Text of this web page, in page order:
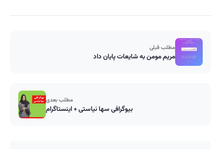
مطلب قبلی
مریم مومن به شایعات پایان داد
مطلب بعدی
بیوگرافی سها نیاستی + اینستاگرام